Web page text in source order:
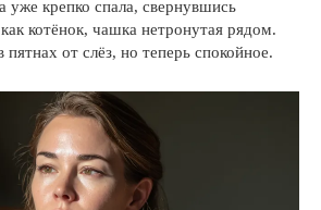
уже крепко спала, свернувшись
котёнок, чашка нетронутая рядом.
от слёз, но теперь спокойное.